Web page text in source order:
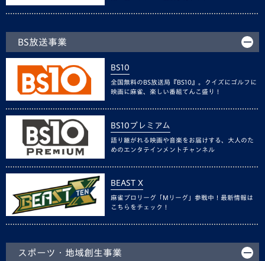
BS放送事業
BS10
全国無料のBS放送局『BS10』。クイズにゴルフに
映画に麻雀、楽しい番組てんこ盛り！
BS10プレミアム
語り継がれる映画や音楽をお届けする、大人のた
めのエンタテインメントチャンネル
BEAST X
麻雀プロリーグ「Mリーグ」参戦中！最新情報は
こちらをチェック！
スポーツ・地域創生事業